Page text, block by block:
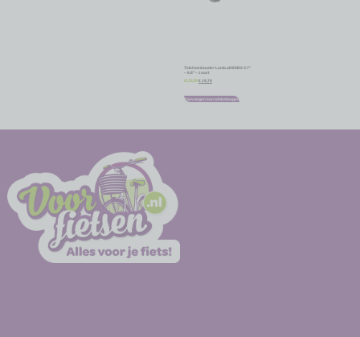
Telefoonhouder Lamicall BM02 4.7″
– 6.8″ – zwart
€ 21,99 € 19,79
Toevoegen aan winkelwagen